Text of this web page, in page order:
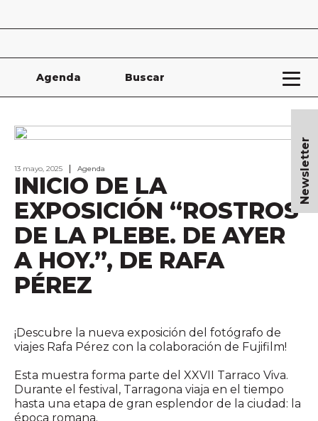
Agenda Buscar
13 mayo, 2025 Agenda
INICIO DE LA
EXPOSICIÓN “ROSTROS
DE LA PLEBE. DE AYER
A HOY.”, DE RAFA
PÉREZ
¡Descubre la nueva exposición del fotógrafo de
viajes Rafa Pérez con la colaboración de Fujifilm!
Esta muestra forma parte del XXVII Tarraco Viva.
Durante el festival, Tarragona viaja en el tiempo
hasta una etapa de gran esplendor de la ciudad: la
época romana.
Newsletter